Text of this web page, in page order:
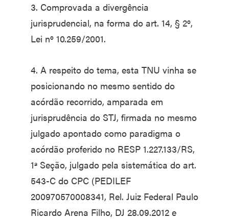
3. Comprovada a divergência
jurisprudencial, na forma do art. 14, § 2º,
Lei nº 10.259/2001.
4. A respeito do tema, esta TNU vinha se
posicionando no mesmo sentido do
acórdão recorrido, amparada em
jurisprudência do STJ, firmada no mesmo
julgado apontado como paradigma o
acórdão proferido no RESP 1.227.133/RS,
1ª Seção, julgado pela sistemática do art.
543-C do CPC (PEDILEF
200970570008341, Rel. Juiz Federal Paulo
Ricardo Arena Filho, DJ 28.09.2012 e